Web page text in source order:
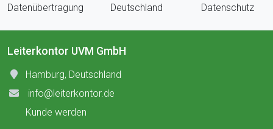
Datenübertragung
Deutschland
Datenschutz
Leiterkontor UVM GmbH
Hamburg, Deutschland
info@leiterkontor.de
Kunde werden